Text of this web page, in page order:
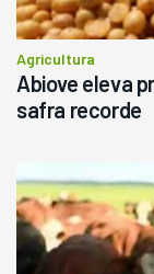
Agricultura
Abiove eleva
safra recorde